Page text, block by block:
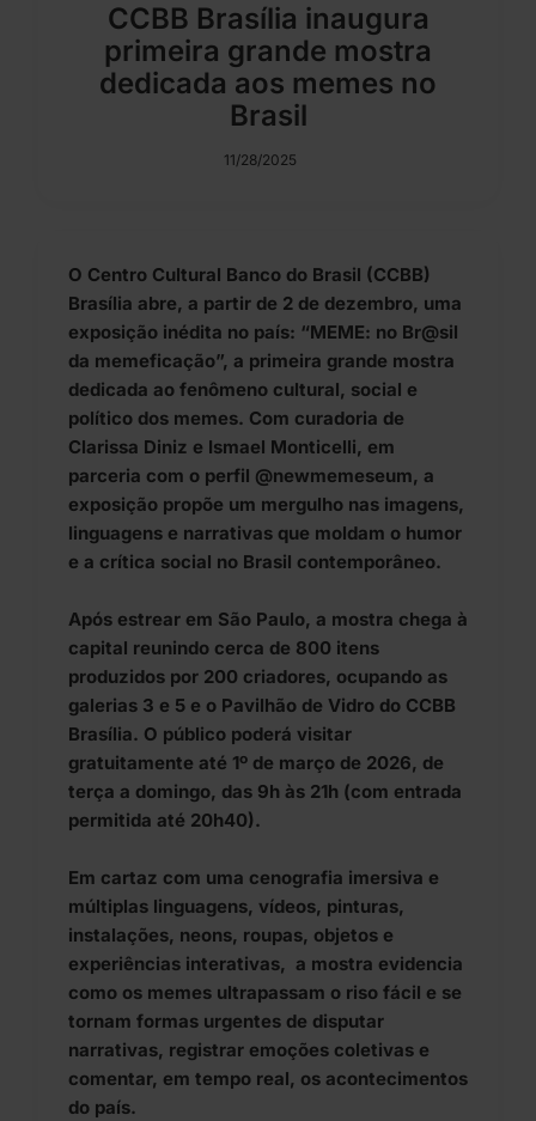
CCBB Brasília inaugura
primeira grande mostra
dedicada aos memes no
Brasil
11/28/2025
O Centro Cultural Banco do Brasil (CCBB)
Brasília abre, a partir de 2 de dezembro, uma
exposição inédita no país: “MEME: no Br@sil
da memeficação”, a primeira grande mostra
dedicada ao fenômeno cultural, social e
político dos memes. Com curadoria de
Clarissa Diniz e Ismael Monticelli, em
parceria com o perfil @newmemeseum, a
exposição propõe um mergulho nas imagens,
linguagens e narrativas que moldam o humor
e a crítica social no Brasil contemporâneo.
Após estrear em São Paulo, a mostra chega à
capital reunindo cerca de 800 itens
produzidos por 200 criadores, ocupando as
galerias 3 e 5 e o Pavilhão de Vidro do CCBB
Brasília. O público poderá visitar
gratuitamente até 1º de março de 2026, de
terça a domingo, das 9h às 21h (com entrada
permitida até 20h40).
Em cartaz com uma cenografia imersiva e
múltiplas linguagens, vídeos, pinturas,
instalações, neons, roupas, objetos e
experiências interativas, a mostra evidencia
como os memes ultrapassam o riso fácil e se
tornam formas urgentes de disputar
narrativas, registrar emoções coletivas e
comentar, em tempo real, os acontecimentos
do país.